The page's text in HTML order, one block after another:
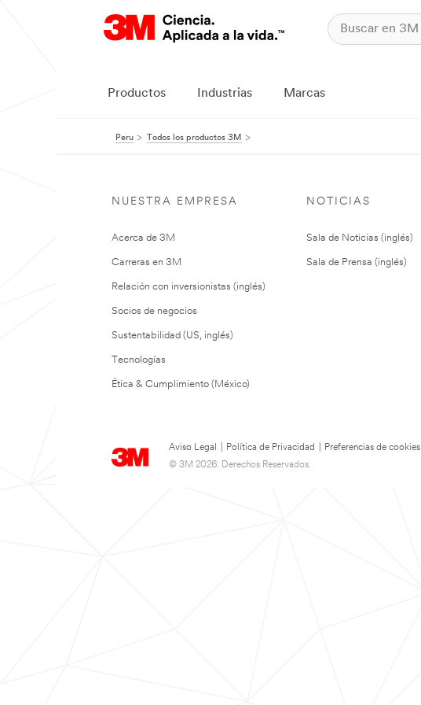
Productos Industrias Marcas
Peru Todos los productos 3M
NUESTRA EMPRESA
Acerca de 3M
Carreras en 3M
Relación con inversionistas (inglés)
Socios de negocios
Sustentabilidad (US, inglés)
Tecnologías
Ética & Cumplimiento (México)
NOTICIAS
Sala de Noticias (inglés)
Sala de Prensa (inglés)
Aviso Legal Política de Privacidad
Preferencias de cookies
© 3M 2026. Derechos Reservados.